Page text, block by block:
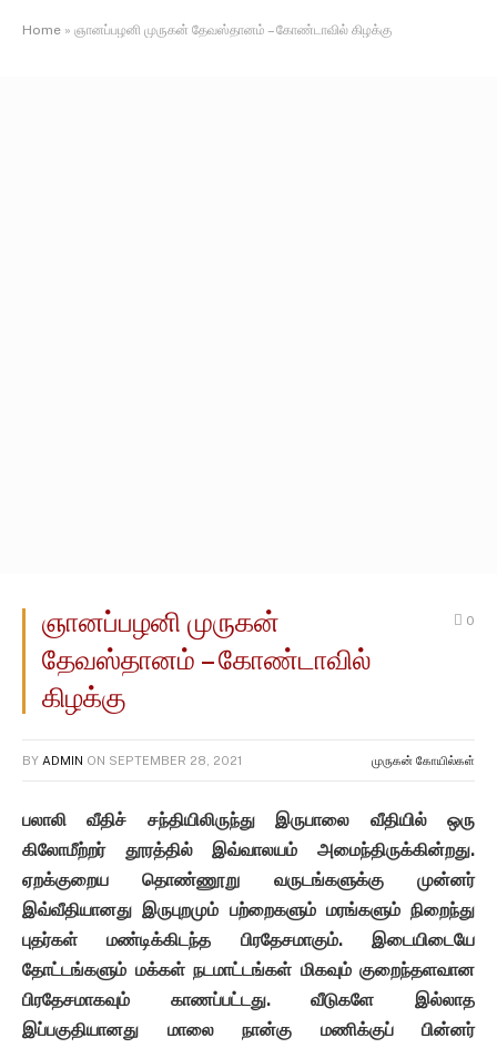
Home » ஞானப்பழனி முருகன் தேவஸ்தானம் – கோண்டாவில் கிழக்கு
ஞானப்பழனி முருகன்
தேவஸ்தானம் – கோண்டாவில்
கிழக்கு
0
BY ADMIN ON SEPTEMBER 28, 2021 முருகன் கோயில்கள்
பலாலி வீதிச் சந்தியிலிருந்து இருபாலை வீதியில் ஒரு
கிலோமீற்றர் தூரத்தில் இவ்வாலயம் அமைந்திருக்கின்றது.
ஏறக்குறைய தொண்ணூறு வருடங்களுக்கு முன்னர்
இவ்வீதியானது இருபுறமும் பற்றைகளும் மரங்களும் நிறைந்து
புதர்கள் மண்டிக்கிடந்த பிரதேசமாகும். இடையிடையே
தோட்டங்களும் மக்கள் நடமாட்டங்கள் மிகவும் குறைந்தளவான
பிரதேசமாகவும் காணப்பட்டது. வீடுகளே இல்லாத
இப்பகுதியானது மாலை நான்கு மணிக்குப் பின்னர்